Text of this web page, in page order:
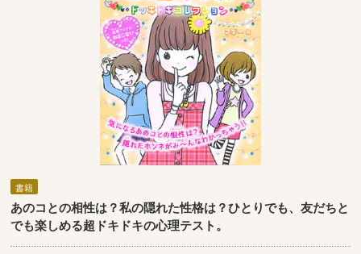
書籍
あのコとの相性は？私の隠れた性格は？ひとりでも、友だちと
でも楽しめる超ドキドキの心理テスト。